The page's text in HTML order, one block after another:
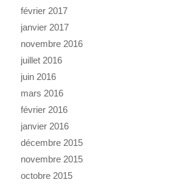
février 2017
janvier 2017
novembre 2016
juillet 2016
juin 2016
mars 2016
février 2016
janvier 2016
décembre 2015
novembre 2015
octobre 2015